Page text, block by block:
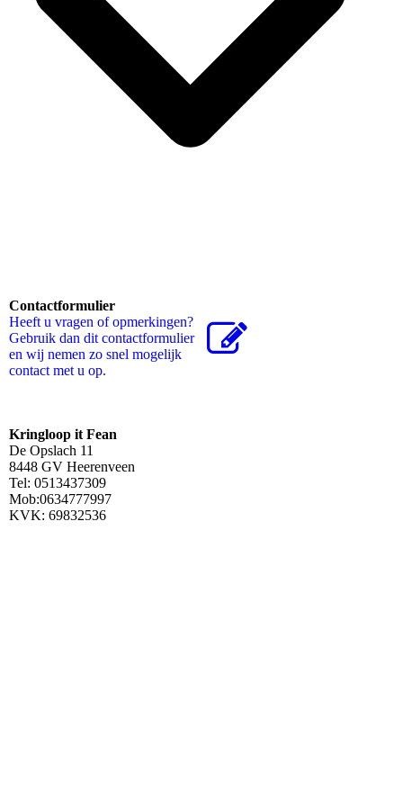
Contactformulier
Heeft u vragen of opmerkingen?
Gebruik dan dit contactformulier
en wij nemen zo snel mogelijk
contact met u op.
Kringloop it Fean
De Opslach 11
8448 GV Heerenveen
Tel: 0513437309
Mob:0634777997
KVK: 69832536